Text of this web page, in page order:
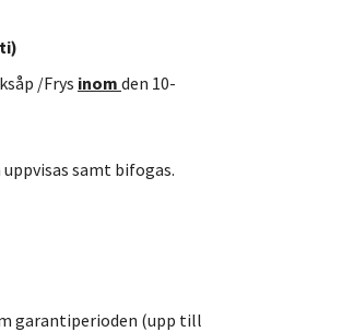
/Frys inom den 10-
samt bifogas.
garantiperioden (upp till